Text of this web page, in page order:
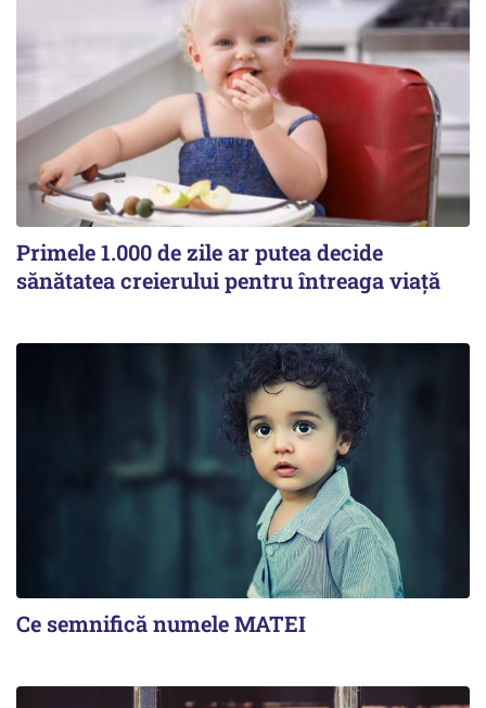
Primele 1.000 de zile ar putea decide
sănătatea creierului pentru întreaga viață
Ce semnifică numele MATEI